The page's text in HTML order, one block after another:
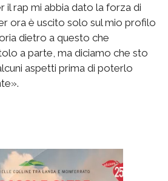
il rap mi abbia dato la forza di
ora è uscito solo sul mio profilo
dietro a questo che
a parte, ma diciamo che sto
aspetti prima di poterlo